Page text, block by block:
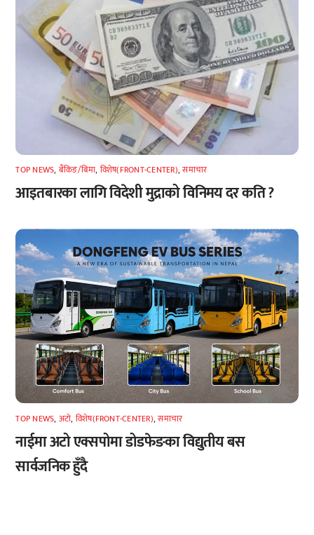
TOP NEWS, बैंकिङ/बिमा, विशेष(FRONT-CENTER),समाचार
आइतबारका लागि विदेशी मुद्राको विनिमय दर कति ?
TOP NEWS, अटाे, विशेष(FRONT-CENTER),समाचार
नाईमा अटो एक्सपोमा डोडफेङका विद्युतीय बस
सार्वजनिक हुँदै